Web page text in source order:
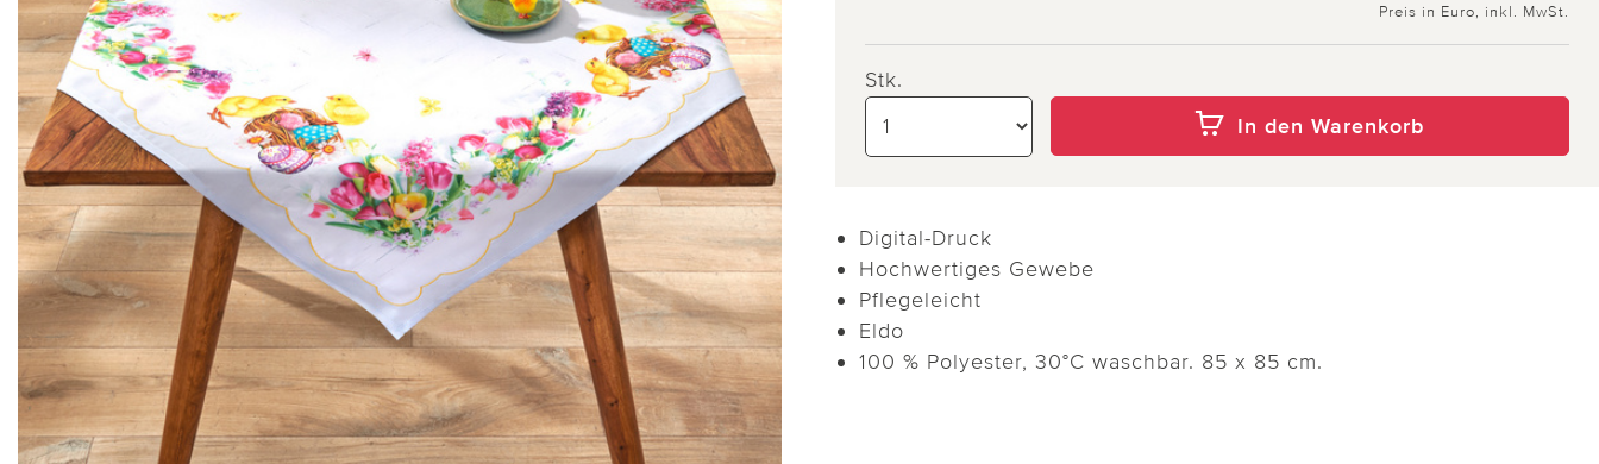
Preis in Euro, inkl. MwSt.
Stk.
In den Warenkorb
Digital-Druck
Hochwertiges Gewebe
Pflegeleicht
Eldo
100 % Polyester, 30°C waschbar. 85 x 85 cm.